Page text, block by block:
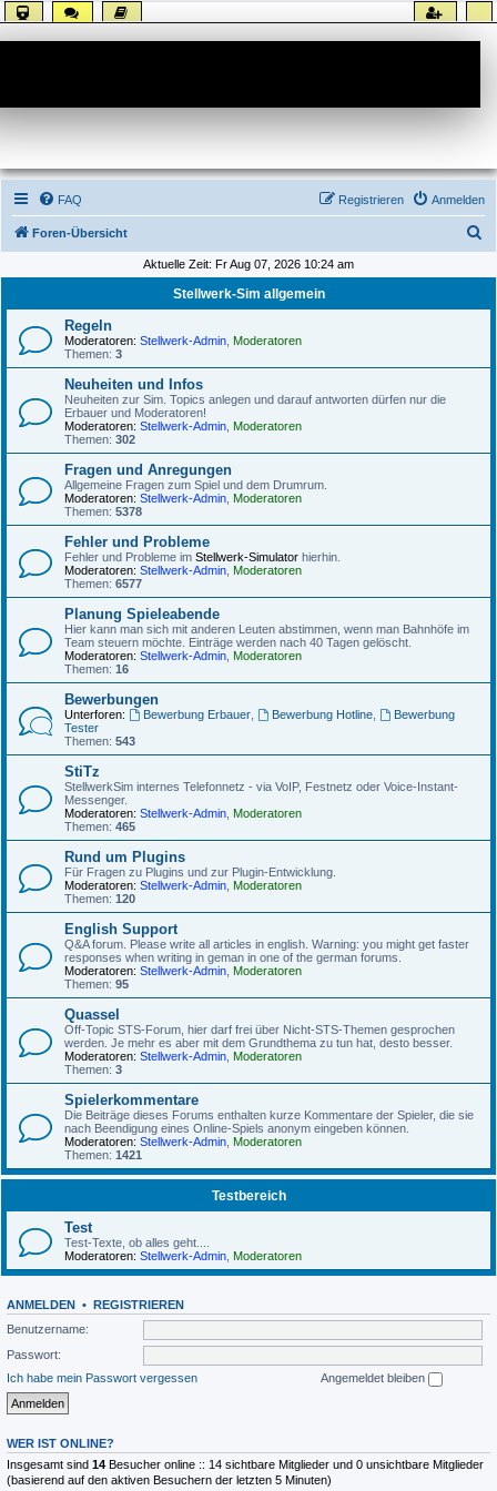
FAQ Anmelden
Registrieren
Foren-Übersicht
h
Aktuelle Zeit: Fr Aug 07, 2026 10:24 am
Stellwerk-Sim allgemein
Regeln
Moderatoren: Stellwerk-Admin Moderatoren
Themen: 3
Neuheiten und Infos
Neuheiten zur Sim. Topics anlegen und darauf antworten dürfen nur die
Erbauer und Moderatoren!
Moderatoren: Stellwerk-Admin Moderatoren
Themen: 302
Fragen und Anregungen
Allgemeine Fragen zum Spiel und dem Drumrum.
Moderatoren: Stellwerk-Admin Moderatoren
Themen: 5378
Fehler und Probleme
Fehler und Probleme im Stellwerk-Simulator hierhin.
Moderatoren: Stellwerk-Admin Moderatoren
Themen: 6577
Planung Spieleabende
Hier kann man sich mit anderen Leuten abstimmen, wenn man Bahnhöfe im
Team steuern möchte. Einträge werden nach 40 Tagen gelöscht.
Moderatoren: Stellwerk-Admin Moderatoren
Themen: 16
Bewerbungen
Unterforen: Bewerbung Erbauer, Bewerbung Hotline,
Bewerbung
Tester
Themen: 543
StiTz
StellwerkSim internes Telefonnetz - via VoIP, Festnetz oder Voice-Instant-
Messenger.
Moderatoren: Stellwerk-Admin Moderatoren
Themen: 465
Rund um Plugins
Für Fragen zu Plugins und zur Plugin-Entwicklung.
Moderatoren: Stellwerk-Admin Moderatoren
Themen: 120
English Support
Q&A forum. Please write all articles in english. Warning: you might get faster
responses when writing in geman in one of the german forums.
Moderatoren: Stellwerk-Admin Moderatoren
Themen: 95
Quassel
Off-Topic STS-Forum, hier darf frei über Nicht-STS-Themen gesprochen
werden. Je mehr es aber mit dem Grundthema zu tun hat, desto besser.
Moderatoren: Stellwerk-Admin Moderatoren
Themen: 3
Spielerkommentare
Die Beiträge dieses Forums enthalten kurze Kommentare der Spieler, die sie
nach Beendigung eines Online-Spiels anonym eingeben können.
Moderatoren: Stellwerk-Admin Moderatoren
Themen: 1421
Testbereich
Test
Test-Texte, ob alles geht....
Moderatoren: Stellwerk-Admin Moderatoren
ANMELDEN • REGISTRIEREN
Benutzername:
Passwort:
Ich habe mein Passwort vergessen
Angemeldet bleiben
WER IST ONLINE?
Insgesamt sind 14 Besucher online :: 14 sichtbare Mitglieder und 0 unsichtbare Mitglieder
(basierend auf den aktiven Besuchern der letzten 5 Minuten)